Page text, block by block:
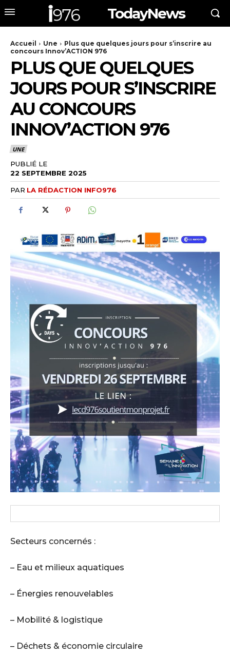
TodayNews
Accueil Une
Plus que quelques jours pour s’inscrire au
concours Innov’ACTION 976
PLUS QUE QUELQUES
JOURS POUR S’INSCRIRE
AU CONCOURS
INNOV’ACTION 976
UNE
PUBLIÉ LE
22 SEPTEMBRE 2025
PAR LA RÉDACTION INFO976
Secteurs concernés :
– Eau et milieux aquatiques
– Énergies renouvelables
– Mobilité & logistique
– Déchets & économie circulaire